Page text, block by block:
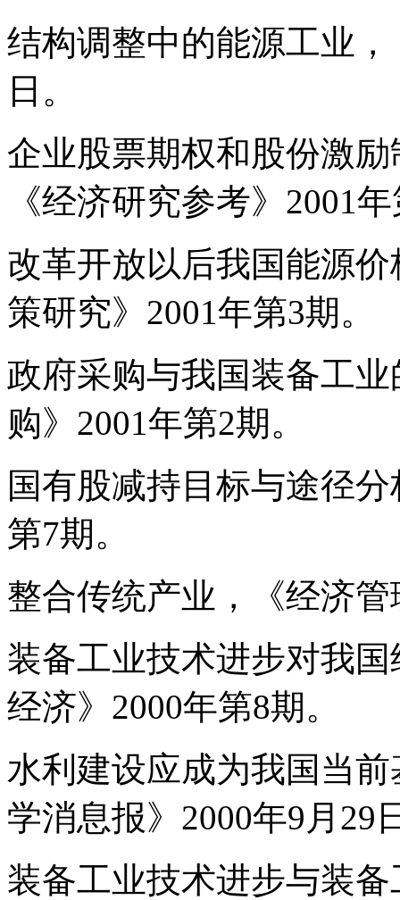
结构调整中的能源工业
日。
企业股票期权和股份激
《经济研究参考》2001
改革开放以后我国能源
策研究》2001年第3期。
政府采购与我国装备工
购》2001年第2期。
国有股减持目标与途径
第7期。
整合传统产业，《经济
装备工业技术进步对我
经济》2000年第8期。
水利建设应成为我国当
学消息报》2000年9月29
装备工业技术进步与装